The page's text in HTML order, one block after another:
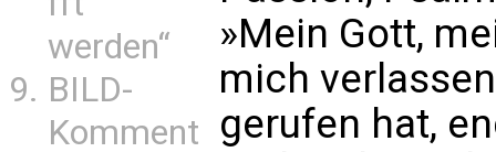
werden“
BILD-
Komment
»Mein Gott,
mich
gerufen hat,